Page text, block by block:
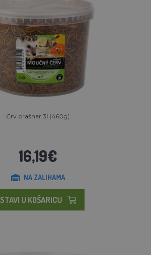
Crv brašnar 3l (460g)
16,19€
NA ZALIHAMA
STAVI U KOŠARICU